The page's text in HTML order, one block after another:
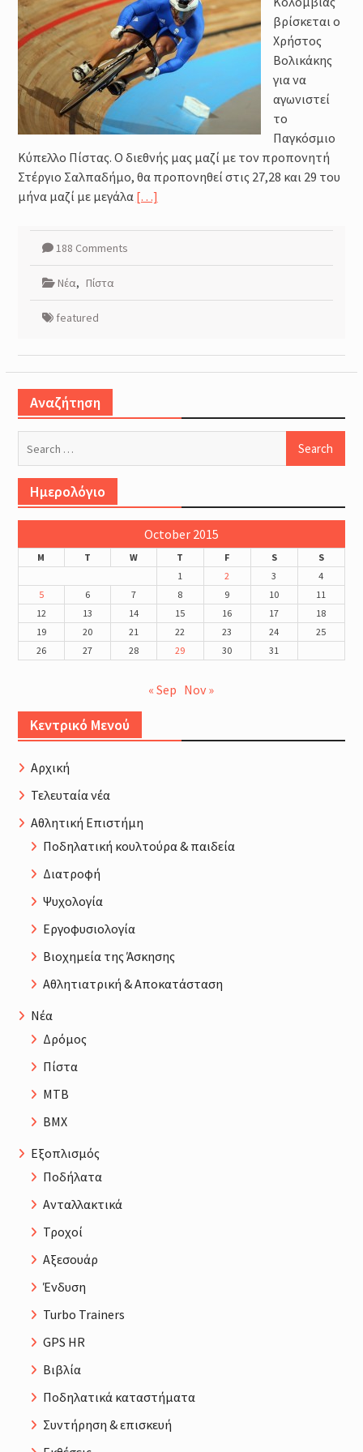
έντασης της προπόνησης :
Φυσιολογικά και Πρακτικά
Ζητήματα
Περιοδικότητα
Προπόνηση Δύναμης για αθλητές
Τριάθλου
βρίσκεται ο
Χρήστος
Βολικάκης
για να
αγωνιστεί
το
Παγκόσμιο
Κύπελλο Πίστας. Ο διεθνής μας μαζί με τον προπονητή
Στέργιο Σαλπαδήμο, θα προπονηθεί στις 27,28 και 29 του
μήνα μαζί με μεγάλα […]
188 Comments
Νέα, Πίστα
featured
Αναζήτηση
Ημερολόγιο
October 2015
M T W T F S
S
1
2 3
4
5
6 7 8 9 10
11
12
13 14 15 16 17
18
19
20 21 22 23 24
25
26
27 28 29 30 31
« Sep Nov »
Κεντρικό Μενού
Αρχική
Τελευταία νέα
Αθλητική Επιστήμη
Ποδηλατική κουλτούρα & παιδεία
Διατροφή
Ψυχολογία
Εργοφυσιολογία
Βιοχημεία της Άσκησης
Αθλητιατρική & Αποκατάσταση
Νέα
Δρόμος
Πίστα
MTB
BMX
Εξοπλισμός
Ποδήλατα
Ανταλλακτικά
Τροχοί
Αξεσουάρ
Ένδυση
Turbo Trainers
GPS HR
Βιβλία
Ποδηλατικά καταστήματα
Συντήρηση & επισκευή